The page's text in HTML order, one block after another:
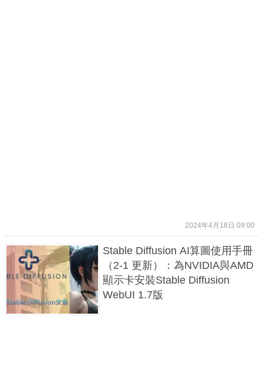
2024年4月18日 09:00
Stable Diffusion AI算圖使用手冊
（2-1 更新）：為NVIDIA與AMD
顯示卡安裝Stable Diffusion
WebUI 1.7版